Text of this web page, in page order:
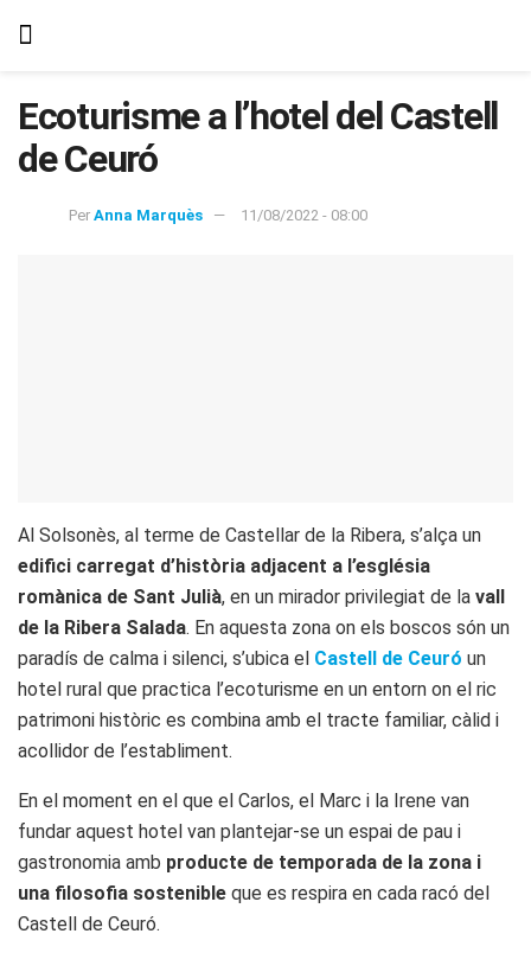
Ecoturisme a l’hotel del Castell
de Ceuró
Per Anna Marquès 11/08/2022 - 08:00
Al Solsonès, al terme de Castellar de la Ribera, s’alça un
edifici carregat d’història adjacent a l’església
romànica de Sant Julià, en un mirador privilegiat de la vall
de la Ribera Salada. En aquesta zona on els boscos són un
paradís de calma i silenci, s’ubica el Castell de Ceuró un
hotel rural que practica l’ecoturisme en un entorn on el ric
patrimoni històric es combina amb el tracte familiar, càlid i
acollidor de l’establiment.
En el moment en el que el Carlos, el Marc i la Irene van
fundar aquest hotel van plantejar-se un espai de pau i
gastronomia amb producte de temporada de la zona i
una filosofia sostenible que es respira en cada racó del
Castell de Ceuró.